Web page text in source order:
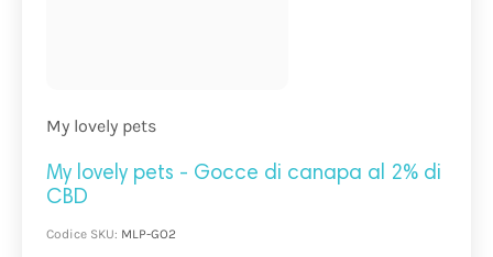
My lovely pets
My lovely pets - Gocce di canapa al 2% di
CBD
Codice SKU: MLP-GO2